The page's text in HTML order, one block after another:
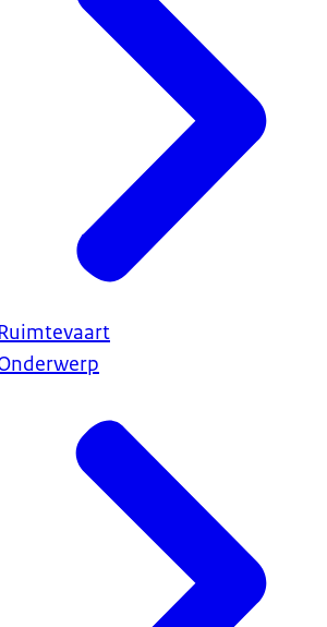
Ruimtevaart